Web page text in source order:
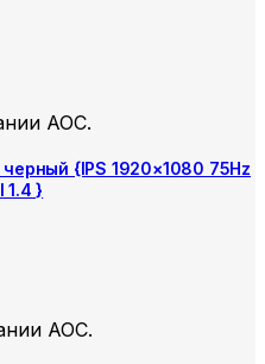
AOC.
черный {IPS 1920×1080 75Hz
1.4 }
AOC.